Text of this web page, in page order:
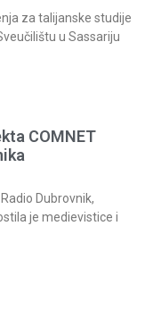
za talijanske studije
u Sassariju
COMNET
Dubrovnik,
je medievistice i